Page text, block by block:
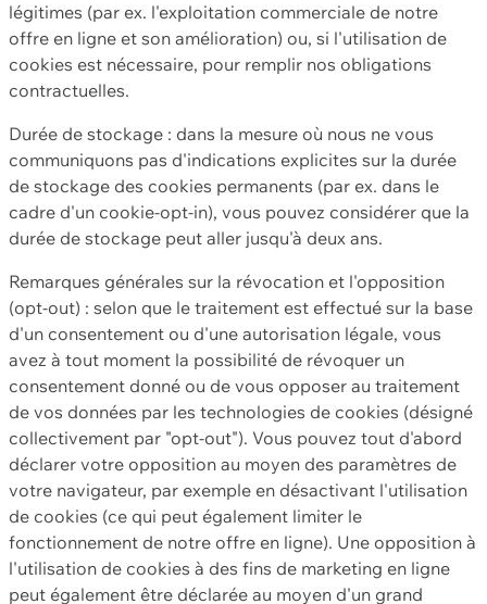
légitimes (par ex. l'exploitation commerciale de notre
offre en ligne et son amélioration) ou, si l'utilisation de
cookies est nécessaire, pour remplir nos obligations
contractuelles.
Durée de stockage : dans la mesure où nous ne vous
communiquons pas d'indications explicites sur la durée
de stockage des cookies permanents (par ex. dans le
cadre d'un cookie-opt-in), vous pouvez considérer que la
durée de stockage peut aller jusqu'à deux ans.
Remarques générales sur la révocation et l'opposition
(opt-out) : selon que le traitement est effectué sur la base
d'un consentement ou d'une autorisation légale, vous
avez à tout moment la possibilité de révoquer un
consentement donné ou de vous opposer au traitement
de vos données par les technologies de cookies (désigné
collectivement par "opt-out"). Vous pouvez tout d'abord
déclarer votre opposition au moyen des paramètres de
votre navigateur, par exemple en désactivant l'utilisation
de cookies (ce qui peut également limiter le
fonctionnement de notre offre en ligne). Une opposition à
l'utilisation de cookies à des fins de marketing en ligne
peut également être déclarée au moyen d'un grand